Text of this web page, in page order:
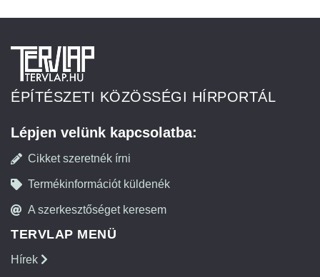
ÉPÍTÉSZETI KÖZÖSSÉGI HÍRPORTÁL
Lépjen velünk kapcsolatba:
Cikket szeretnék írni
Termékinformációt küldenék
A szerkesztőséget keresem
TERVLAP MENÜ
Hírek